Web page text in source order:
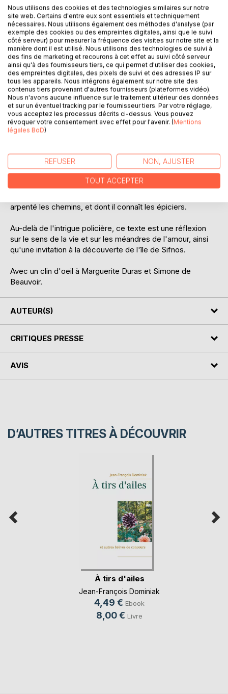
DESCRIPTION
Un séminaire oecuménique secret qui regroupe de hautes
personnalités spirituelles dans une île grecque des
Cyclades. Le secrétaire particulier d'un des participants qui
disparaît dans des circonstances mystérieuses.
est dépêché sur l'île de Sifnos pour éclaircir cette affaire
Une enquête au cours de laquelle il va retrouver son passé
arpenté les chemins, et dont il connaît les épiciers.
Au-delà de l'intrigue policière, ce texte est une réflexion
sur le sens de la vie et sur les méandres de l'amour, ainsi
qu'une invitation à la découverte de l'île de Sifnos.
Avec un clin d'oeil à Marguerite Duras et Simone de
Beauvoir.
AUTEUR(S)
CRITIQUES PRESSE
AVIS
D’AUTRES TITRES À DÉCOUVRIR
À tirs d'ailes
Jean-François Dominiak
4,49 € Ebook
8,00 € Livre
Nous utilisons des cookies et des technologies similaires sur notre
site web. Certains d'entre eux sont essentiels et techniquement
nécessaires. Nous utilisons également des méthodes d'analyse (par
exemple des cookies ou des empreintes digitales, ainsi que le suivi
côté serveur) pour mesurer la fréquence des visites sur notre site et la
manière dont il est utilisé. Nous utilisons des technologies de suivi à
des fins de marketing et recourons à cet effet au suivi côté serveur
ainsi qu'à des fournisseurs tiers, ce qui permet d'utiliser des cookies,
des empreintes digitales, des pixels de suivi et des adresses IP sur
tous les appareils. Nous intégrons également sur notre site des
contenus tiers provenant d'autres fournisseurs (plateformes vidéo).
Nous n'avons aucune influence sur le traitement ultérieur des données
et sur un éventuel tracking par le fournisseur tiers. Par votre réglage,
vous acceptez les processus décrits ci-dessus. Vous pouvez
révoquer votre consentement avec effet pour l'avenir. (Mentions
légales BoD)
REFUSER NON, AJUSTER
TOUT ACCEPTER